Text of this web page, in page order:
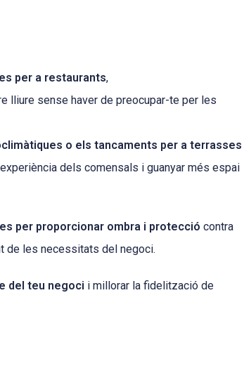
per a restaurants,
lliure sense haver de preocupar-te per les
o els tancaments per a terrasses
dels comensals i guanyar més espai
per proporcionar ombra i protecció contra
de les necessitats del negoci.
del teu negoci i millorar la fidelització de